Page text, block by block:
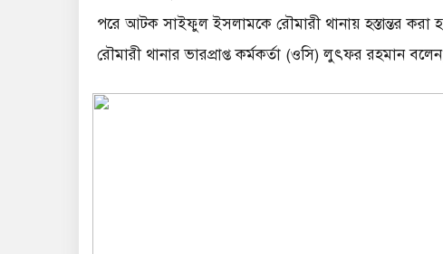
পরে আটক সাইফুল ইসলামকে রৌমারী থানায় হস্তান্তর করা
রৌমারী থানার ভারপ্রাপ্ত কর্মকর্তা (ওসি) লুৎফর রহমান